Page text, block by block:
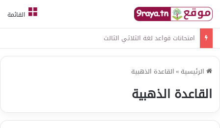
القائمة
امتحانات قواعد لغة الثلاثي الثالث
الرئيسية »القاعدة الذهبية
القاعدة الذهبية